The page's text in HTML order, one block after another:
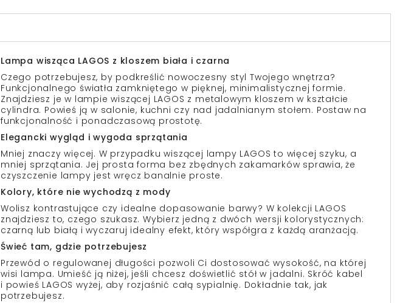
Lampa wisząca LAGOS z kloszem biała i czarna
Czego potrzebujesz, by podkreślić nowoczesny styl Twojego wnętrza?
Funkcjonalnego światła zamkniętego w pięknej, minimalistycznej formie.
Znajdziesz je w lampie wiszącej LAGOS z metalowym kloszem w kształcie
cylindra. Powieś ją w salonie, kuchni czy nad jadalnianym stołem. Postaw na
funkcjonalność i ponadczasową prostotę.
Elegancki wygląd i wygoda sprzątania
Mniej znaczy więcej. W przypadku wiszącej lampy LAGOS to więcej szyku, a
mniej sprzątania. Jej prosta forma bez zbędnych zakamarków sprawia, że
czyszczenie lampy jest wręcz banalnie proste.
Kolory, które nie wychodzą z mody
Wolisz kontrastujące czy idealne dopasowanie barwy? W kolekcji LAGOS
znajdziesz to, czego szukasz. Wybierz jedną z dwóch wersji kolorystycznych:
czarną lub białą i wyczaruj idealny efekt, który współgra z każdą aranżacją.
Świeć tam, gdzie potrzebujesz
Przewód o regulowanej długości pozwoli Ci dostosować wysokość, na której
wisi lampa. Umieść ją niżej, jeśli chcesz doświetlić stół w jadalni. Skróć kabel
i powieś LAGOS wyżej, aby rozjaśnić całą sypialnię. Dokładnie tak, jak
potrzebujesz.